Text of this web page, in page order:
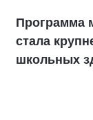
Программа
стала
школьных